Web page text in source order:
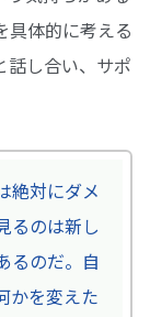
具体的に考える
話し合い、サポ
絶対にダメ
るのは新し
るのだ。自
かを変えた